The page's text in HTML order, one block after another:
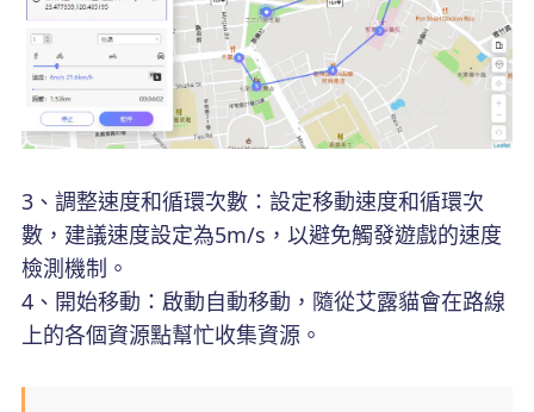
3、調整速度和循環次數：設定移動速度和循環次
數，建議速度設定為5m/s，以避免觸發遊戲的速度
檢測機制。
4、開始移動：啟動自動移動，隨從艾露貓會在路線
上的各個資源點幫忙收集資源。